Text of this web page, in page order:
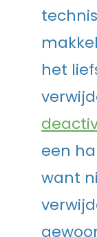
het
een
want